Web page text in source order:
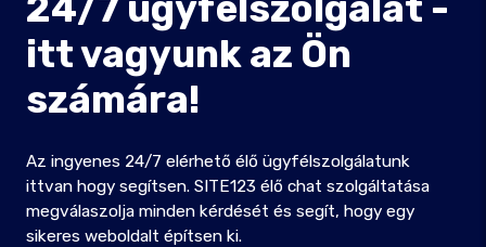
itt vagyunk az Ön
számára!
Az ingyenes 24/7 elérhető élő ügyfélszolgálatunk
ittvan hogy segítsen. SITE123 élő chat szolgáltatása
megválaszolja minden kérdését és segít, hogy egy
sikeres weboldalt építsen ki.